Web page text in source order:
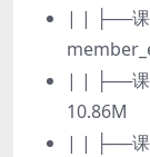
| | ├──课
| | ├──课
10.86M
| | ├──课